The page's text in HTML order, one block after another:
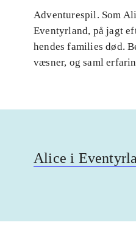
Adventurespil. Som
Eventyrland, på jagt
hendes families død.
væsner, og saml
Alice i